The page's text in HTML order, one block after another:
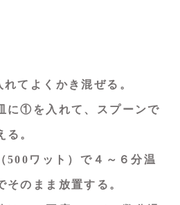
てよくかき混ぜる。
に①を入れて、スプーンで
る。
ワット）で４～６分温
そのまま放置する。